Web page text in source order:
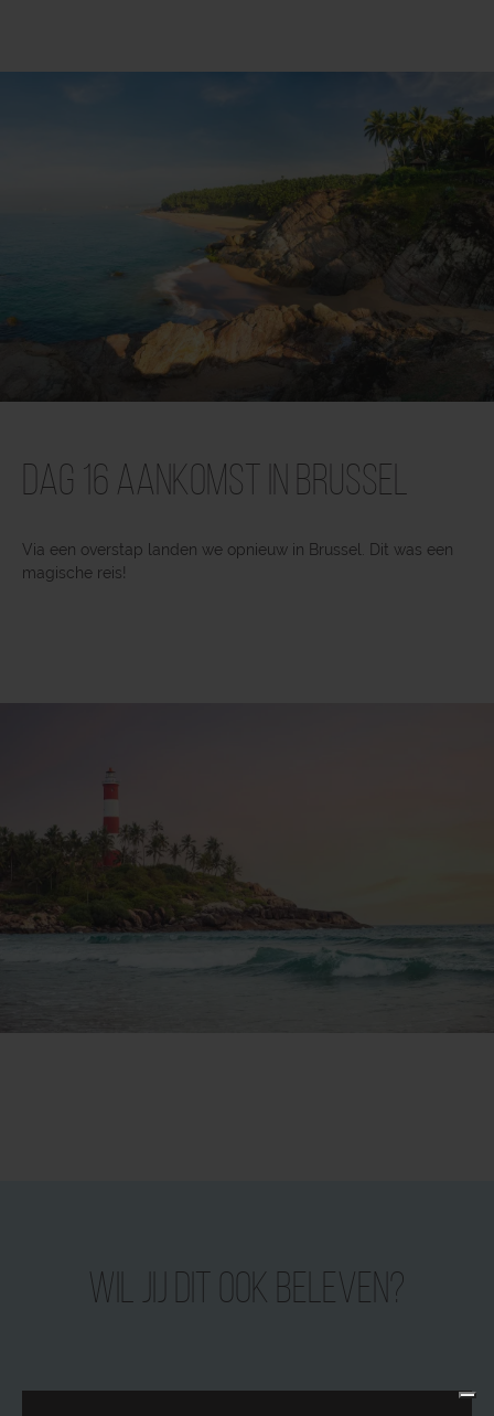
Dag 16 Aankomst in Brussel
Via een overstap landen we opnieuw in Brussel. Dit was een
magische reis!
Wil jij dit ook beleven?